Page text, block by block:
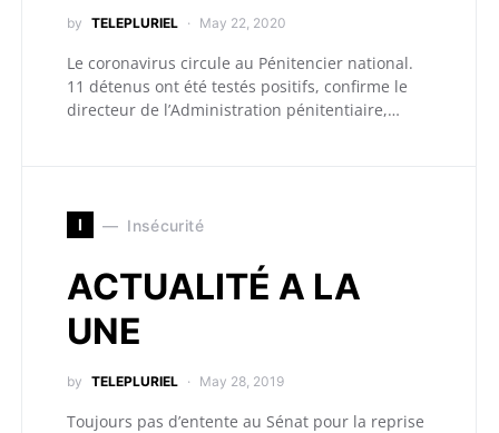
by TELEPLURIEL May 22, 2020
Le coronavirus circule au Pénitencier national.
11 détenus ont été testés positifs, confirme le
directeur de l’Administration pénitentiaire,…
I Insécurité
ACTUALITÉ A LA
UNE
by TELEPLURIEL May 28, 2019
Toujours pas d’entente au Sénat pour la reprise